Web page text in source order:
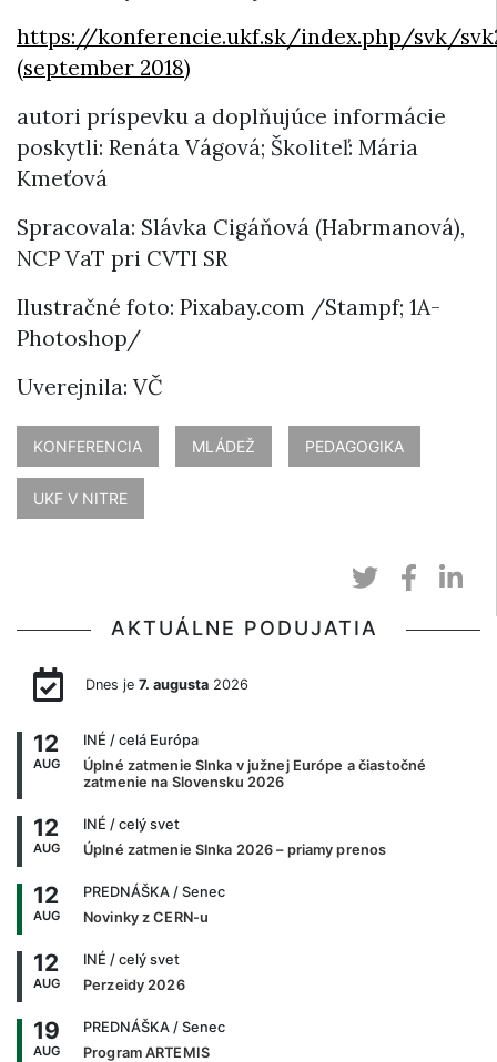
https://konferencie.ukf.sk/index.php/svk/
(september 2018)
autori príspevku a doplňujúce informácie
poskytli: Renáta Vágová; Školiteľ: Mária
Kmeťová
Spracovala: Slávka Cigáňová (Habrmanová),
NCP VaT pri CVTI SR
Ilustračné foto: Pixabay.com /Stampf; 1A-
Photoshop/
Uverejnila: VČ
KONFERENCIA MLÁDEŽ PEDAGOGIKA
UKF V NITRE
AKTUÁLNE PODUJATIA
Dnes je 7. augusta2026
12
AUG
INÉ / celá Európa
Úplné zatmenie Slnka v južnej Európe a čiastočné
zatmenie na Slovensku 2026
12
AUG
INÉ / celý svet
Úplné zatmenie Slnka 2026 – priamy prenos
12
AUG
PREDNÁŠKA / Senec
Novinky z CERN-u
12
AUG
INÉ / celý svet
Perzeidy 2026
19
AUG
PREDNÁŠKA / Senec
Program ARTEMIS